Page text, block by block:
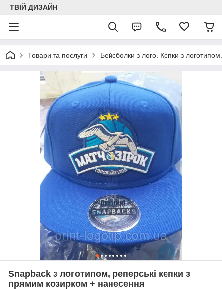
ТВІЙ ДИЗАЙН
Товари та послуги Бейсболки з лого. Кепки з
Snapback з логотипом, реперські кепки з
прямим козирком + нанесення